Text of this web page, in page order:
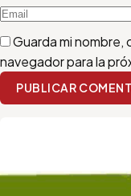
Guarda mi
navegador para la
PUBLICAR